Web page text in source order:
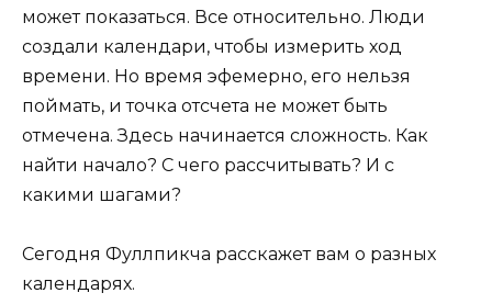
может показаться. Все относительно. Люди
создали календари, чтобы измерить ход
времени. Но время эфемерно, его нельзя
поймать, и точка отсчета не может быть
отмечена. Здесь начинается сложность. Как
найти начало? С чего рассчитывать? И с
какими шагами?
Сегодня Фуллпикча расскажет вам о разных
календарях.